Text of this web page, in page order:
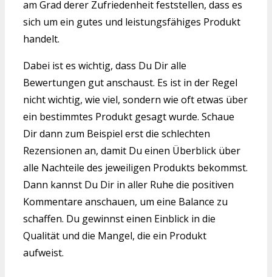
am Grad derer Zufriedenheit feststellen, dass es
sich um ein gutes und leistungsfähiges Produkt
handelt.
Dabei ist es wichtig, dass Du Dir alle
Bewertungen gut anschaust. Es ist in der Regel
nicht wichtig, wie viel, sondern wie oft etwas über
ein bestimmtes Produkt gesagt wurde. Schaue
Dir dann zum Beispiel erst die schlechten
Rezensionen an, damit Du einen Überblick über
alle Nachteile des jeweiligen Produkts bekommst.
Dann kannst Du Dir in aller Ruhe die positiven
Kommentare anschauen, um eine Balance zu
schaffen. Du gewinnst einen Einblick in die
Qualität und die Mangel, die ein Produkt
aufweist.